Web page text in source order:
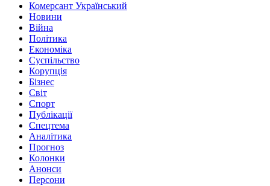
Комерсант Український
Новини
Війна
Політика
Економіка
Суспільство
Корупція
Бізнес
Світ
Спорт
Публікації
Спецтема
Аналітика
Прогноз
Колонки
Анонси
Персони